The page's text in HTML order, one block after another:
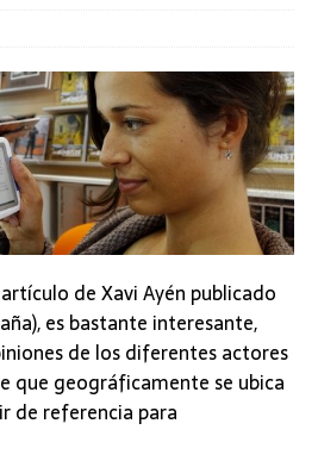
de Xavi Ayén publicado
es bastante interesante,
de los diferentes actores
que geográficamente se ubica
de referencia para